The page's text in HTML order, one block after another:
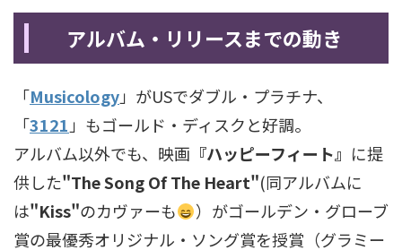
アルバム・リリースまでの動き
「Musicology」がUSでダブル・プラチナ、
「3121 」もゴールド・ディスクと好調。
アルバム以外でも、映画 『ハッピーフィート』 に提
供した"The Song Of The Heart"(同アルバムに
は"Kiss"のカヴァーも
）がゴールデン・グローブ
賞の最優秀オリジナル・ソング賞を授賞（グラミー